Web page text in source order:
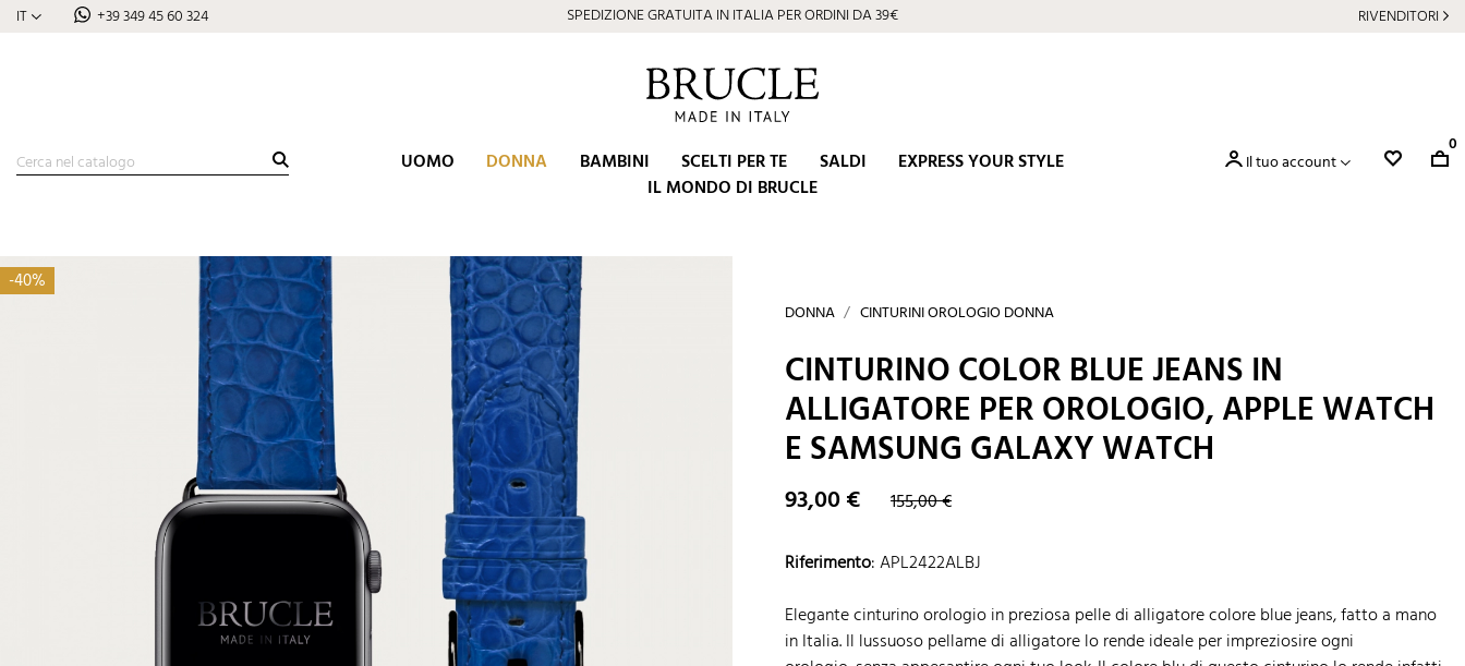
IT +39 349 45 60 324 ⭐ 4.9/5 su Google | Eccellenza Artigiana dal 2002 RIVENDITORI
UOMO DONNA BAMBINI SCELTI PER TE SALDI
EXPRESS YOUR STYLE
IL MONDO DI BRUCLE
Il tuo account
0
-40%
DONNA CINTURINI OROLOGIO DONNA
CINTURINO COLOR BLUE JEANS IN
ALLIGATORE PER OROLOGIO, APPLE WATCH
E SAMSUNG GALAXY WATCH
93,00 € 155,00 €
Riferimento:APL2422ALBJ
Elegante cinturino orologio in preziosa pelle di alligatore colore blue jeans, fatto a mano
in Italia. Il lussuoso pellame di alligatore lo rende ideale per impreziosire ogni